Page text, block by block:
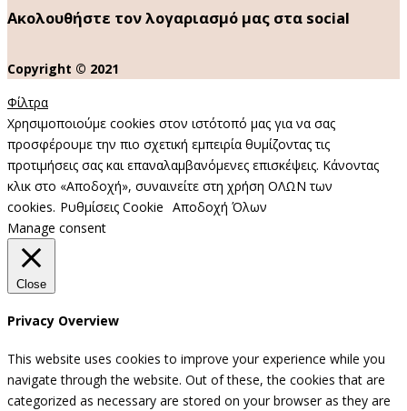
Ακολουθήστε τον λογαριασμό μας στα social
Copyright © 2021
Φίλτρα
Χρησιμοποιούμε cookies στον ιστότοπό μας για να σας
προσφέρουμε την πιο σχετική εμπειρία θυμίζοντας τις
προτιμήσεις σας και επαναλαμβανόμενες επισκέψεις. Κάνοντας
κλικ στο «Αποδοχή», συναινείτε στη χρήση ΟΛΩΝ των
cookies. Ρυθμίσεις Cookie Αποδοχή Όλων
Manage consent
Close
Privacy Overview
This website uses cookies to improve your experience while you
navigate through the website. Out of these, the cookies that are
categorized as necessary are stored on your browser as they are